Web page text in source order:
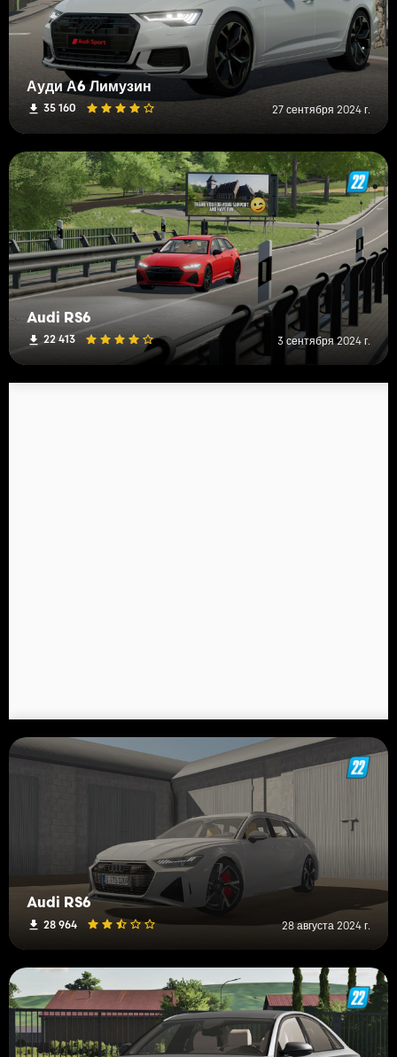
Ауди А6 Лимузин
35 160 27 сентября 2024 г.
Audi RS6
22 413 3 сентября 2024 г.
Audi RS6
28 964 28 августа 2024 г.